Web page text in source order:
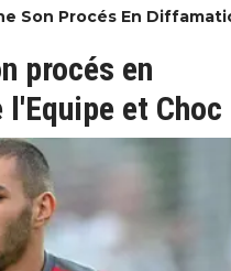
Son Procés En
Et Choc
procés en
et Choc